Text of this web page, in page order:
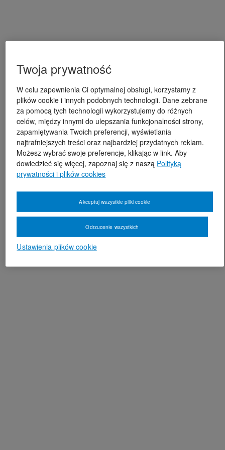
Twoja prywatność
W celu zapewnienia Ci optymalnej obsługi, korzystamy z
plików cookie i innych podobnych technologii. Dane zebrane
za pomocą tych technologii wykorzystujemy do różnych
celów, między innymi do ulepszania funkcjonalności strony,
zapamiętywania Twoich preferencji, wyświetlania
najtrafniejszych treści oraz najbardziej przydatnych reklam.
Możesz wybrać swoje preferencje, klikając w link. Aby
dowiedzieć się więcej, zapoznaj się z naszą Polityką
prywatności i plików cookies
Ustawienia plików cookie
Odrzucenie wszystkich
Akceptuj wszystkie pliki cookie